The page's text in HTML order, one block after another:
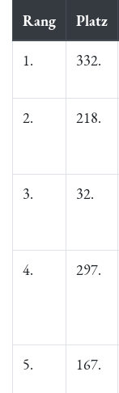
Rang Platz
1. 332.
2. 218.
3. 32.
4. 297.
5. 167.